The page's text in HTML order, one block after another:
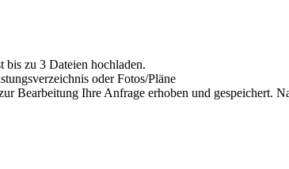
bis zu 3 Dateien hochladen.
oder Fotos/Pläne
Bearbeitung Ihre Anfrage erhoben und gespeichert.